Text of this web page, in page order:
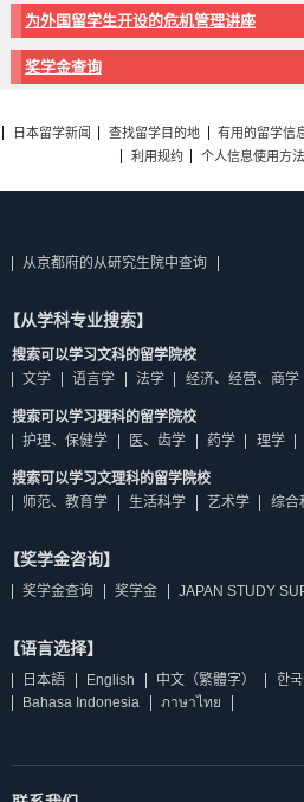
为外国留学生开设的危机管理讲座
奖学金查询
日本留学新闻 查找留学目的地 有用的留学信
利用规约
个人信息使用方法
从京都府的从研究生院中查询
【从学科专业搜索】
搜索可以学习文科的留学院校
文学
语言学 法学 经济、经营、商学
搜索可以学习理科的留学院校
护理、保健学
医、齿学 药学 理学
搜索可以学习文理科的留学院校
师范、教育学
生活科学 艺术学 综合
【奖学金咨询】
奖学金查询 奖学金 JAPAN STUDY
【语言选择】
日本語 English 中文（繁體字） 한
Bahasa Indonesia
ภาษาไทย